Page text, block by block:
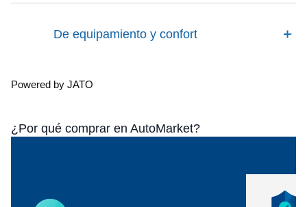
De equipamiento y confort
Powered by JATO
¿Por qué comprar en AutoMarket?